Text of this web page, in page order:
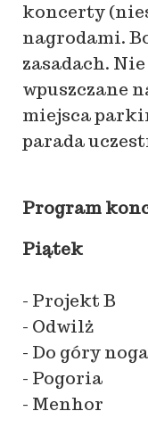
koncerty
nagrodami.
zasadach.
wpuszczane
miejsca
parada
Program
Piątek
- Projekt B
- Odwilż
- Do góry
- Pogoria
- Menhor